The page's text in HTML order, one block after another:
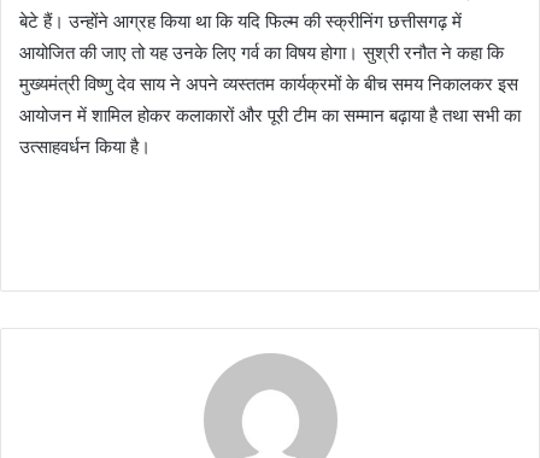
बेटे हैं। उन्होंने आग्रह किया था कि यदि फिल्म की स्क्रीनिंग छत्तीसगढ़ में
आयोजित की जाए तो यह उनके लिए गर्व का विषय होगा। सुश्री रनौत ने कहा कि
मुख्यमंत्री विष्णु देव साय ने अपने व्यस्ततम कार्यक्रमों के बीच समय निकालकर इस
आयोजन में शामिल होकर कलाकारों और पूरी टीम का सम्मान बढ़ाया है तथा सभी का
उत्साहवर्धन किया है।